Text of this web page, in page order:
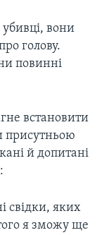
вони
голову.
повинні
встановити
присутньою
й допитані
свідки, яких
я зможу ще